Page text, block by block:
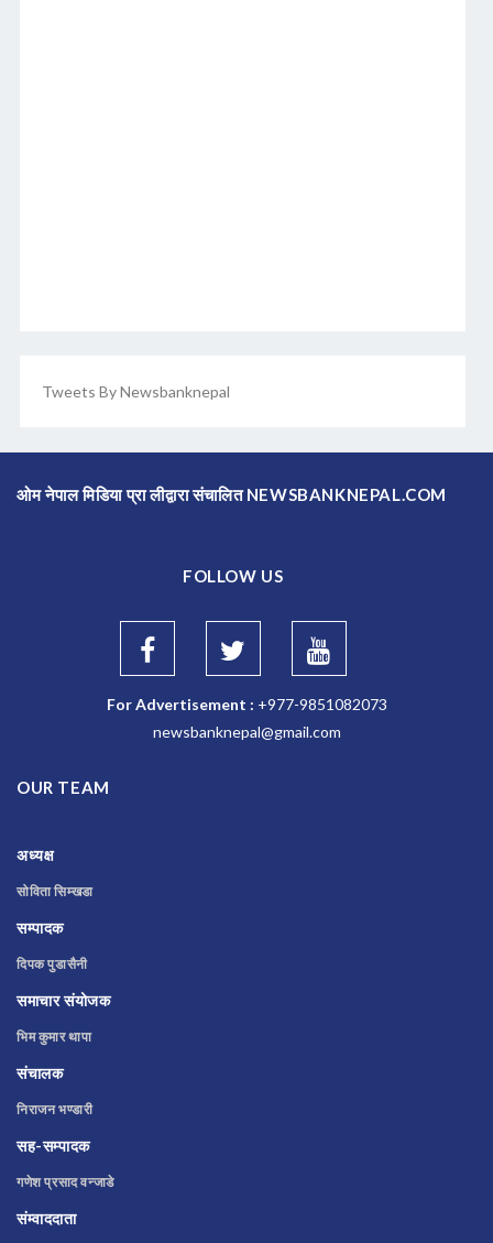
Tweets By Newsbanknepal
ओम नेपाल मिडिया प्रा लीद्वारा संचालित NEWSBANKNEPAL.COM
FOLLOW US
For Advertisement : +977-9851082073
newsbanknepal@gmail.com
OUR TEAM
अध्यक्ष
सोविता सिम्खडा
सम्पादक
दिपक पुडासैनी
समाचार संयोजक
भिम कुमार थापा
संचालक
निराजन भण्डारी
सह-सम्पादक
गणेश प्रसाद वन्जाडे
संम्वाददाता